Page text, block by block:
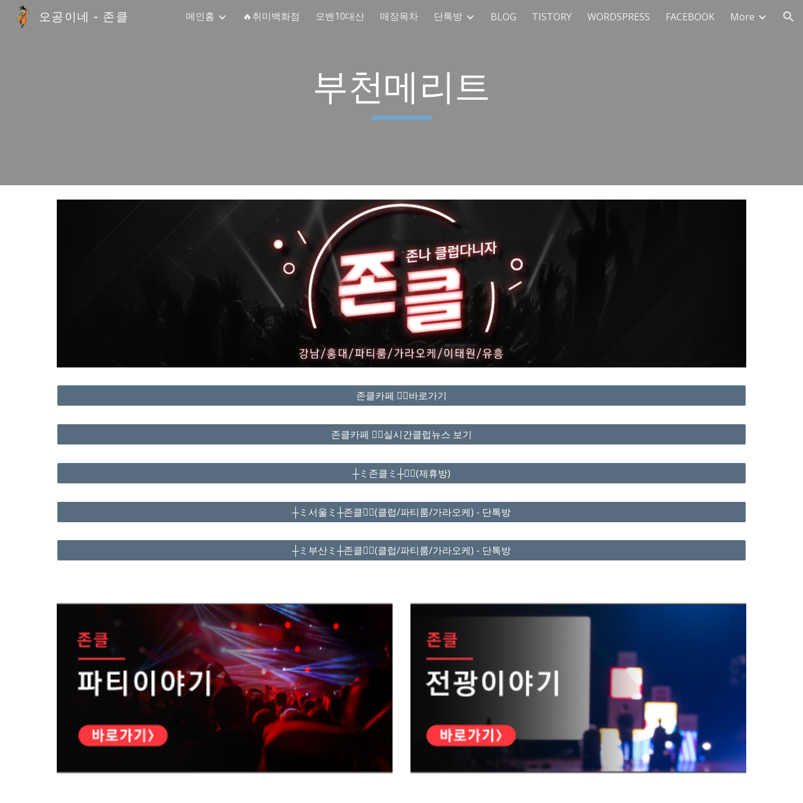
Skip to main content Skip to navigation
오공이네 - 존클 메인홈 🔥취미백화점 모밴10대산 매장목차 단톡방 BLOG TISTORY WORDSPRESS FACEBOOK More
부천메리트
존클카페 ❤️‍🔥바로가기
존클카페 ❤️‍🔥실시간클럽뉴스 보기
┼ミ존클ミ┼❤️‍🔥(제휴방)
┼ミ서울ミ┼존클❤️‍🔥(클럽/파티룸/가라오케) - 단톡방
┼ミ부산ミ┼존클❤️‍🔥(클럽/파티룸/가라오케) - 단톡방